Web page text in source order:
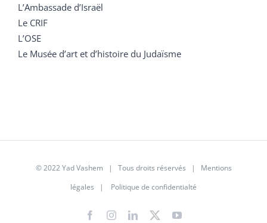
L’Ambassade d’Israël
Le CRIF
L’OSE
Le Musée d’art et d’histoire du Judaïsme
© 2022 Yad Vashem | Tous droits réservés | Mentions
légales | Politique de confidentialté
FacebookInstagramLinkedIn
X YouTube